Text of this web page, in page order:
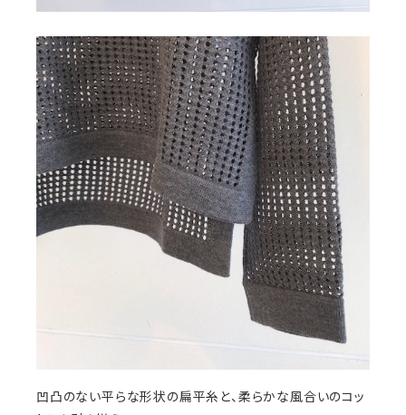
凹凸のない平らな形状の扁平糸と、柔らかな風合いのコッ